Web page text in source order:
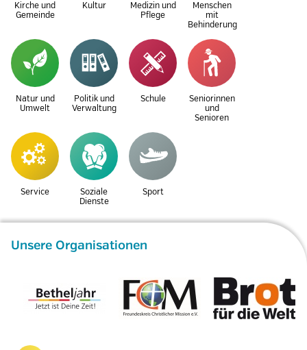
Kirche und
Gemeinde
Kultur
Medizin und
Pflege
Menschen
mit
Behinderung
Natur und
Umwelt
Politik und
Verwaltung
Schule
Seniorinnen
und
Senioren
Service
Soziale
Dienste
Sport
Unsere Organisationen